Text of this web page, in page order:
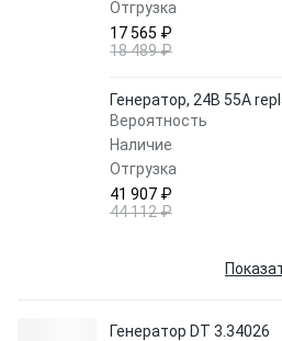
Отгрузка
17 565 ₽
18 489 ₽
Генератор, 24В 55A
Вероятность
Наличие
Отгрузка
41 907 ₽
44 112 ₽
Генератор DT 3.34026